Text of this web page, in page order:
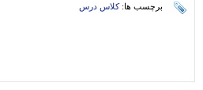
برچسب ها:کلاس درس